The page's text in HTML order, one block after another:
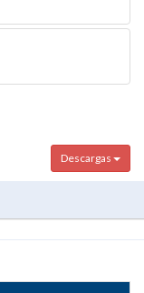
Descargas